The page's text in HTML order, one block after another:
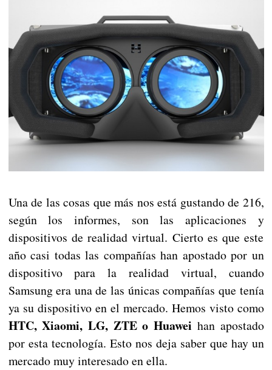
Una de las cosas que más nos está gustando de 216,
según los informes, son las aplicaciones y
dispositivos de realidad virtual. Cierto es que este
año casi todas las compañías han apostado por un
dispositivo para la realidad virtual, cuando
Samsung era una de las únicas compañías que tenía
ya su dispositivo en el mercado. Hemos visto como
HTC, Xiaomi, LG, ZTE o Huawei han apostado
por esta tecnología. Esto nos deja saber que hay un
mercado muy interesado en ella.